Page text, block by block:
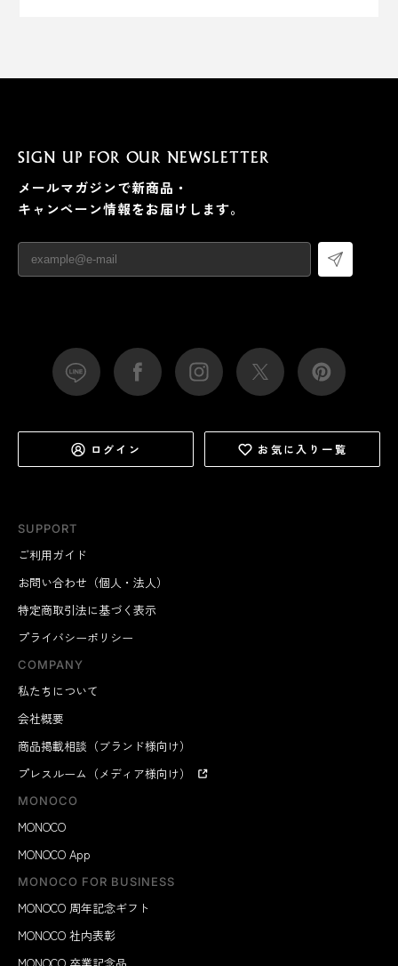
SUPPORT
ご利用ガイド
お問い合わせ（個人・法人）
特定商取引法に基づく表示
プライバシーポリシー
COMPANY
私たちについて
会社概要
商品掲載相談（ブランド様向け）
プレスルーム（メディア様向け）
MONOCO
MONOCO
MONOCO App
MONOCO FOR BUSINESS
MONOCO 周年記念ギフト
MONOCO 社内表彰
SIGN UP FOR OUR NEWSLETTER
メールマガジンで新商品・
キャンペーン情報をお届けします。
ログイン お気に入り一覧